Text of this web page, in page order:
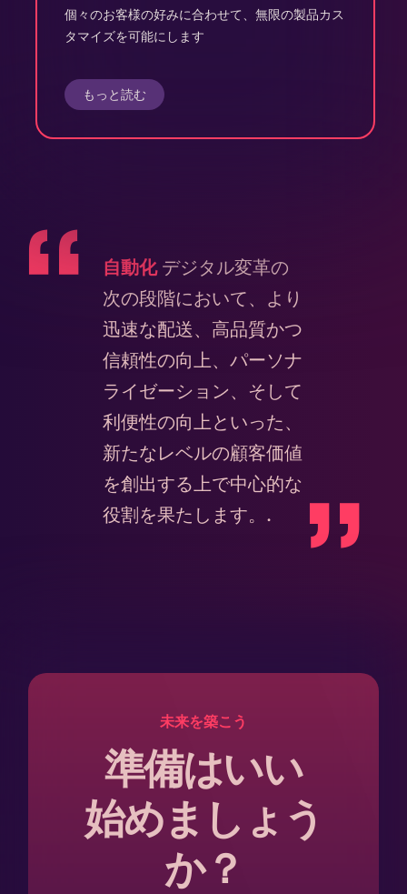
個々のお客様の好みに合わせて、無限の製品カス
タマイズを可能にします
もっと読む
自動化デジタル変革の
次の段階において、より
迅速な配送、高品質かつ
信頼性の向上、パーソナ
ライゼーション、そして
利便性の向上といった、
新たなレベルの顧客価値
を創出する上で中心的な
役割を果たします。.
未来を築こう
準備はいい
始めましょう
か？